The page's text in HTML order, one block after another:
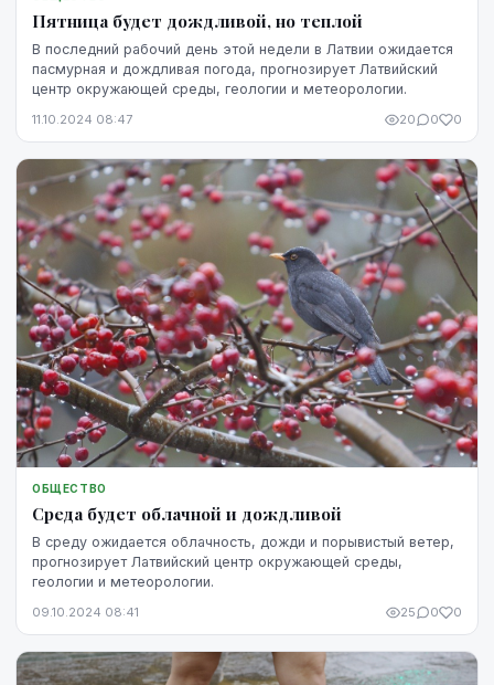
Пятница будет дождливой, но теплой
В последний рабочий день этой недели в Латвии ожидается
пасмурная и дождливая погода, прогнозирует Латвийский
центр окружающей среды, геологии и метеорологии.
11.10.2024 08:47 20 0 0
ОБЩЕСТВО
Среда будет облачной и дождливой
В среду ожидается облачность, дожди и порывистый ветер,
прогнозирует Латвийский центр окружающей среды,
геологии и метеорологии.
09.10.2024 08:41 25 0 0